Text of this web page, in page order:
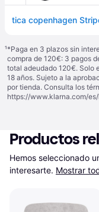
¹*Paga en 3 plazos sin
compra de 120€: 3 pagos
total adeudado 120€. Solo
18 años. Sujeto a la
por tienda. Consulta los
https://www.klarna.com/
Productos
Hemos seleccionado
interesarte. Mostrar